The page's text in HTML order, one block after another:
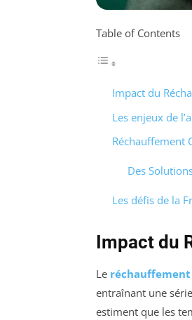
Table of Contents
Impact du
Les enjeux de
Réchauffement
Des
Les défis de la
Impact du
Le
entraînant une
estiment que les